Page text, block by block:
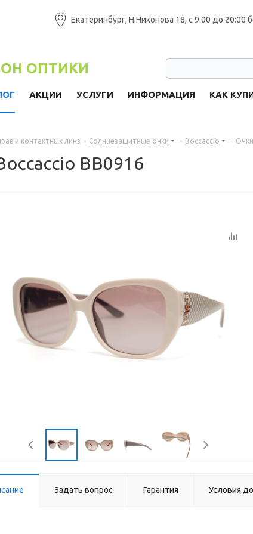
Екатеринбург, Н.Никонова 18, с 9:00 до 20:00
ОПТИКИ
АКЦИИ УСЛУГИ ИНФОРМАЦИЯ КАК
и контактных линз - Солнцезащитные очки - Boccaccio -
BB0916
Задать вопрос Гарантия Условия